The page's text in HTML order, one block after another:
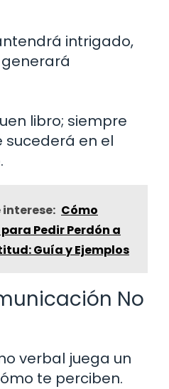
intrigado,
libro; siempre
sucederá en el
Cómo
Pedir Perdón a
Guía y Ejemplos
No
verbal juega un
te perciben.